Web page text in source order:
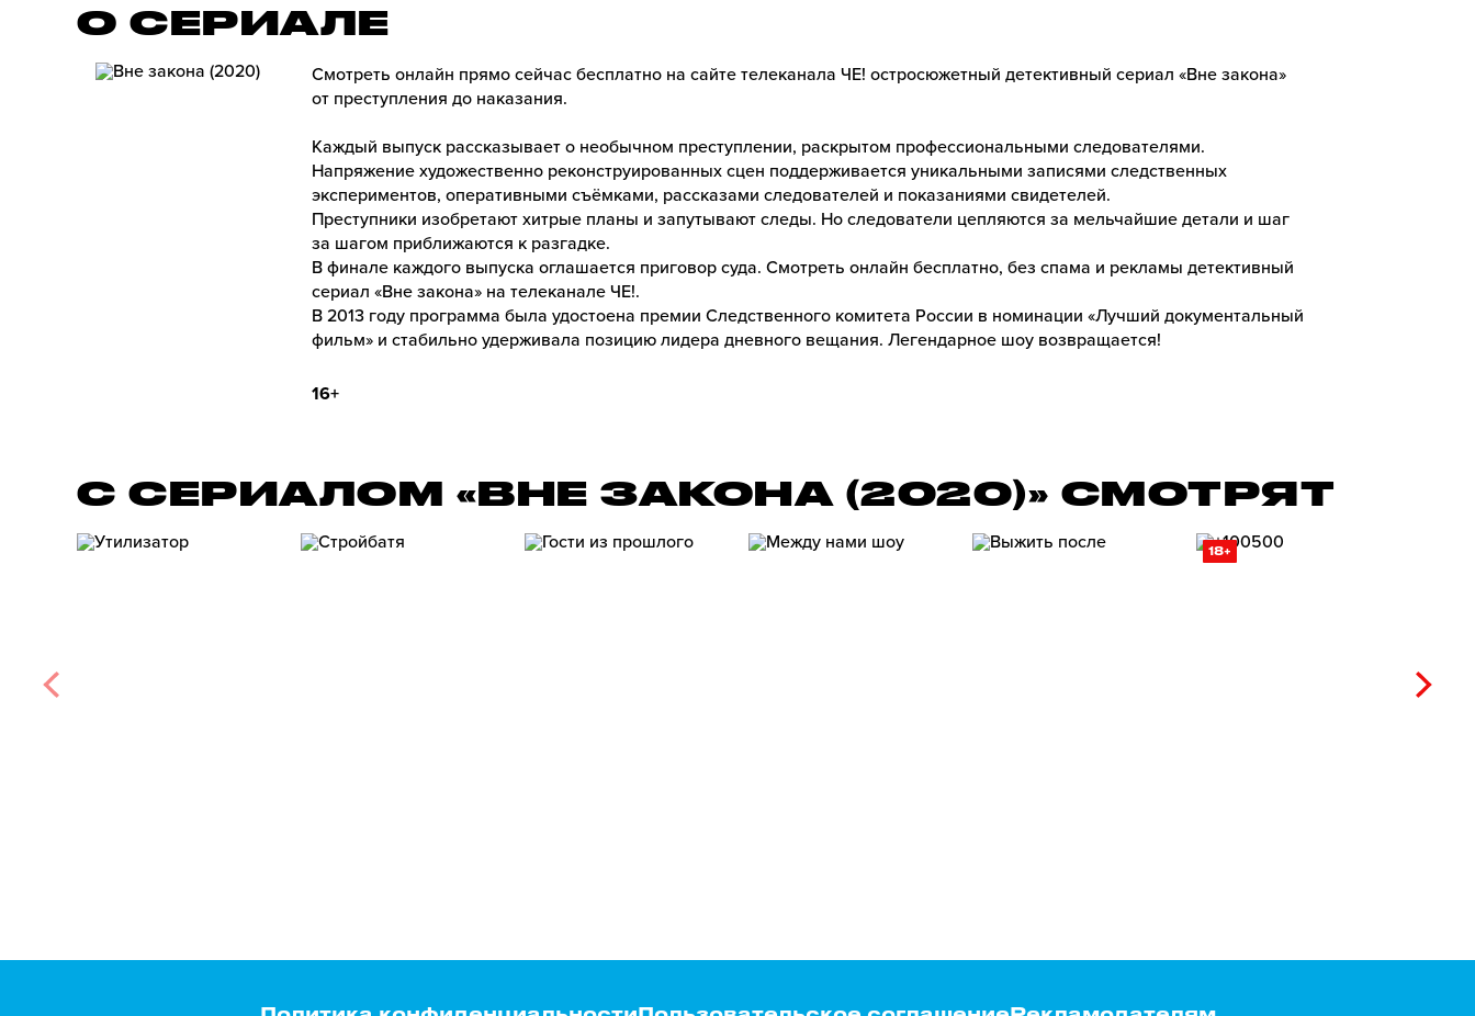
О СЕРИАЛE
Смотреть онлайн прямо сейчас бесплатно на сайте телеканала ЧЕ! остросюжетный детективный сериал «Вне закона»
от преступления до наказания.
Каждый выпуск рассказывает о необычном преступлении, раскрытом профессиональными следователями.
Напряжение художественно реконструированных сцен поддерживается уникальными записями следственных
экспериментов, оперативными съёмками, рассказами следователей и показаниями свидетелей.
Преступники изобретают хитрые планы и запутывают следы. Но следователи цепляются за мельчайшие детали и шаг
за шагом приближаются к разгадке.
В финале каждого выпуска оглашается приговор суда. Смотреть онлайн бесплатно, без спама и рекламы детективный
сериал «Вне закона» на телеканале ЧЕ!.
В 2013 году программа была удостоена премии Следственного комитета России в номинации «Лучший документальный
фильм» и стабильно удерживала позицию лидера дневного вещания. Легендарное шоу возвращается!
16+
С СЕРИАЛОМ «ВНЕ ЗАКОНА (2020)» СМОТРЯТ
18+